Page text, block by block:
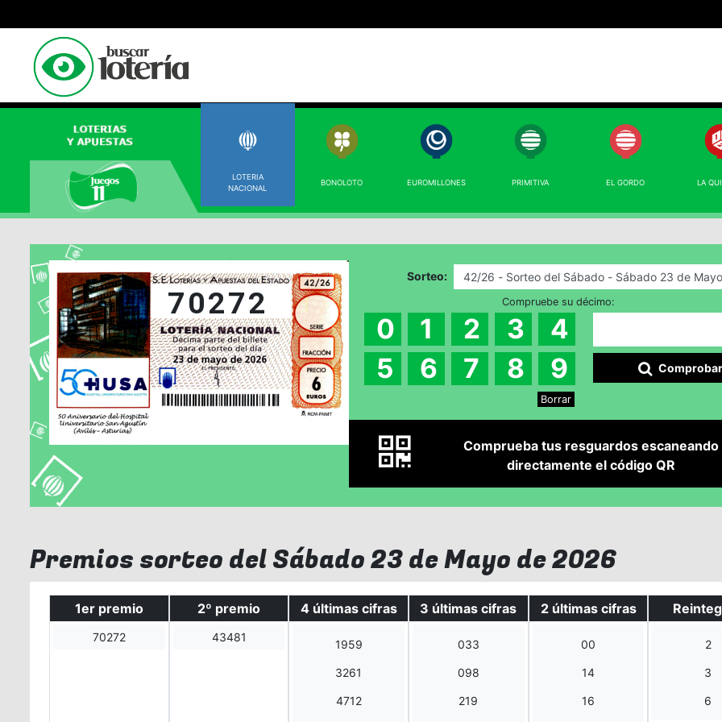
LOTERIA
NACIONAL
BONOLOTO EUROMILLONES PRIMITIVA EL GORDO LA
70272
Sorteo:
Compruebe su décimo:
0 1 2 3
4
5
6 7 8 9
Borrar
Comprobar
Comprueba tus resguardos escaneando
directamente el código QR
Premios sorteo del Sábado 23 de Mayo de 2026
1er premio
70272
2º premio
43481
4 últimas cifras
1959
3261
4712
3 últimas cifras
033
098
219
2 últimas cifras
00
14
16
2
3
6